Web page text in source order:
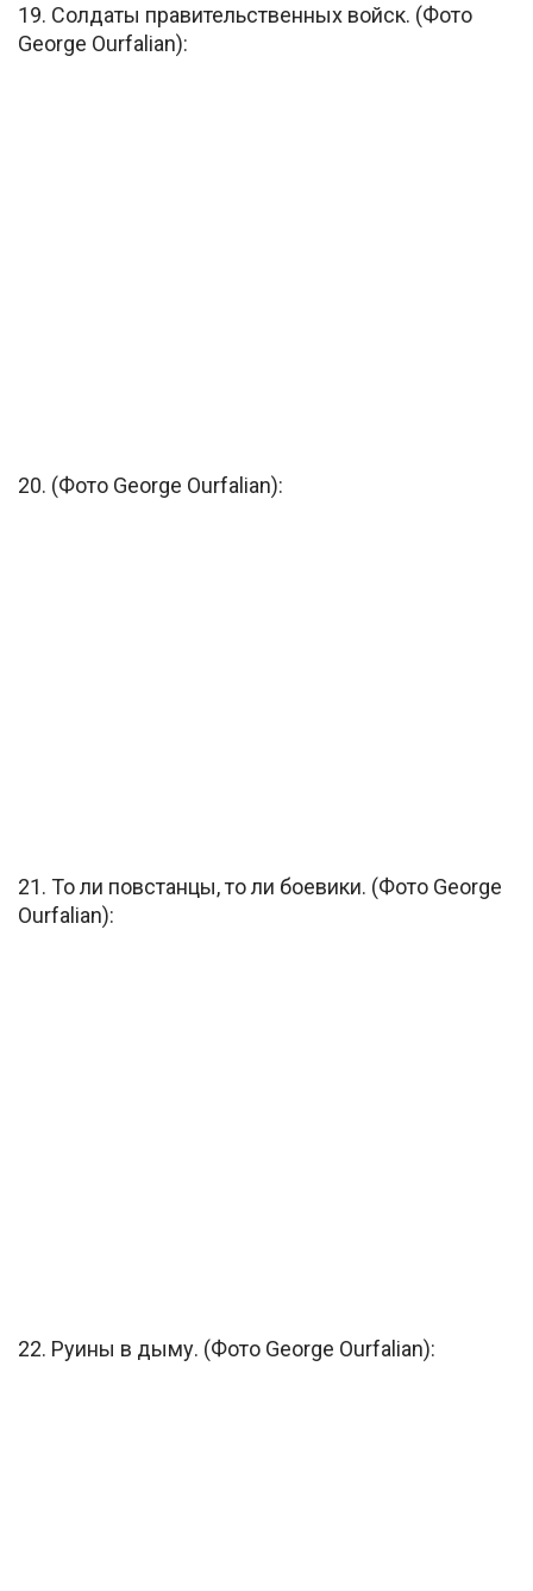
19. Солдаты правительственных войск. (Фото
George Ourfalian):
20. (Фото George Ourfalian):
21. То ли повстанцы, то ли боевики. (Фото George
Ourfalian):
22. Руины в дыму. (Фото George Ourfalian):